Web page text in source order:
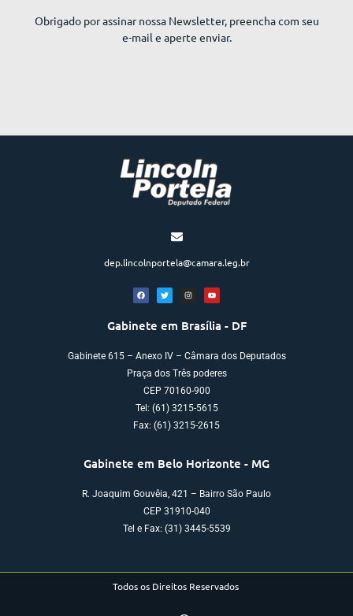
Obrigado por assinar nossa Newsletter, preencha com seu
e-mail e aperte enviar.
dep.lincolnportela@camara.leg.br
Gabinete em Brasília - DF
Gabinete 615 – Anexo IV – Câmara dos Deputados
Praça dos Três poderes
CEP 70160-900
Tel: (61) 3215-5615
Fax: (61) 3215-2615
Gabinete em Belo Horizonte - MG
R. Joaquim Gouvêia, 421 – Bairro São Paulo
CEP 31910-040
Tel e Fax: (31) 3445-5539
Todos os Direitos Reservados